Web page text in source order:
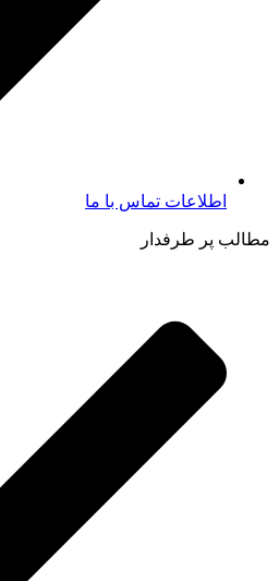
اطلاعات تماس با ما​
مطالب پر طرفدار